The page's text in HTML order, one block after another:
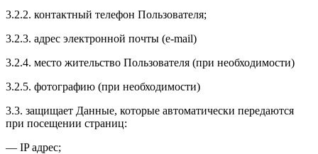
3.2.2. контактный телефон Пользователя;
3.2.3. адрес электронной почты (e-mail)
3.2.4. место жительство Пользователя (при необходимости)
3.2.5. фотографию (при необходимости)
3.3. защищает Данные, которые автоматически передаются
при посещении страниц:
— IP адрес;